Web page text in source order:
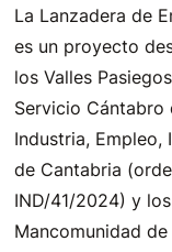
La Lanzadera de
es un proyecto
los Valles
Servicio Cántabro
Industria,
de Cantabria
IND/41/2024) y
Mancomunidad